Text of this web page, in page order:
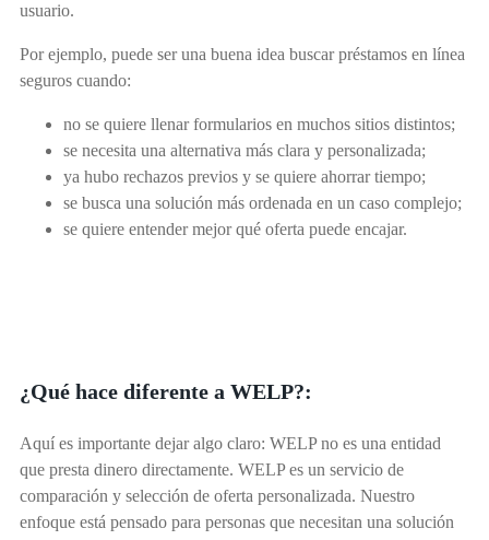
usuario.
Por ejemplo, puede ser una buena idea buscar préstamos en línea
seguros cuando:
no se quiere llenar formularios en muchos sitios distintos;
se necesita una alternativa más clara y personalizada;
ya hubo rechazos previos y se quiere ahorrar tiempo;
se busca una solución más ordenada en un caso complejo;
se quiere entender mejor qué oferta puede encajar.
¿Qué hace diferente a WELP?:
Aquí es importante dejar algo claro: WELP no es una entidad
que presta dinero directamente. WELP es un servicio de
comparación y selección de oferta personalizada. Nuestro
enfoque está pensado para personas que necesitan una solución